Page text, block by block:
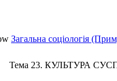
Загальна соціологія
Тема 23. КУЛЬТУРА